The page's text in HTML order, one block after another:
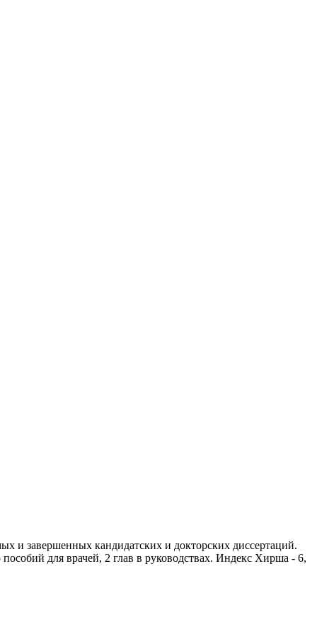
и завершенных кандидатских и докторских диссертаций.
для врачей, 2 глав в руководствах. Индекс Хирша - 6,